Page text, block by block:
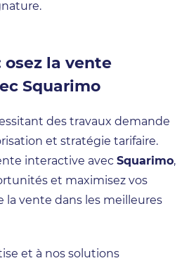
osez la vente
Squarimo
des travaux demande
et stratégie tarifaire.
interactive avec Squarimo,
et maximisez vos
la vente dans les meilleures
et à nos solutions